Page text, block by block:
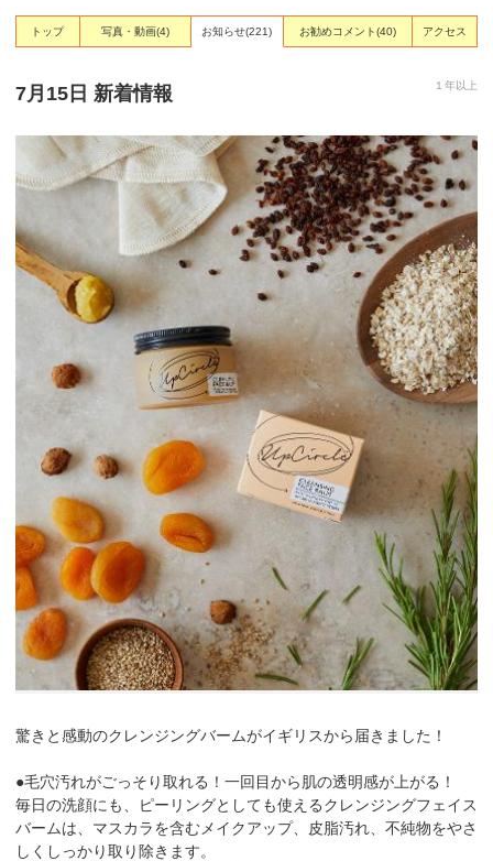
トップ 写真・動画(4) お知らせ(221) お勧めコメント(40) アクセス
7月15日 新着情報 １年以上
驚きと感動のクレンジングバームがイギリスから届きました！
●毛穴汚れがごっそり取れる！一回目から肌の透明感が上がる！
毎日の洗顔にも、ピーリングとしても使えるクレンジングフェイス
バームは、マスカラを含むメイクアップ、皮脂汚れ、不純物をやさ
しくしっかり取り除きます。